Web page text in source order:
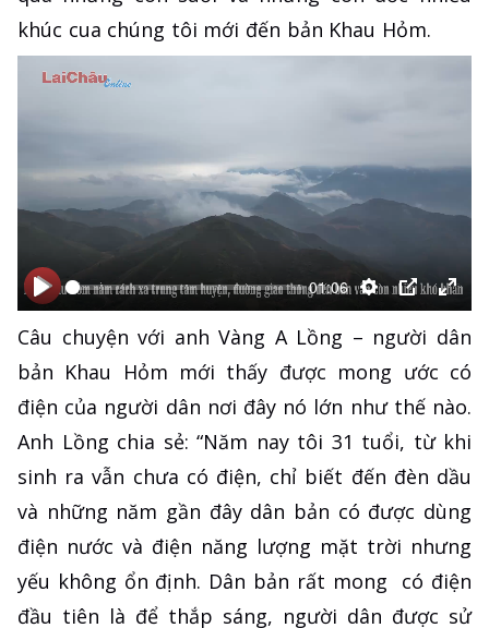
khúc cua chúng tôi mới đến bản Khau Hỏm.
Bắt
đầu
01:06
Thiết
lập
PIP
Bắt
đầu
Câu chuyện với anh Vàng A Lồng – người dân
bản Khau Hỏm mới thấy được mong ước có
điện của người dân nơi đây nó lớn như thế nào.
Anh Lồng chia sẻ: “Năm nay tôi 31 tuổi, từ khi
sinh ra vẫn chưa có điện, chỉ biết đến đèn dầu
và những năm gần đây dân bản có được dùng
điện nước và điện năng lượng mặt trời nhưng
yếu không ổn định. Dân bản rất mong có điện
đầu tiên là để thắp sáng, người dân được sử